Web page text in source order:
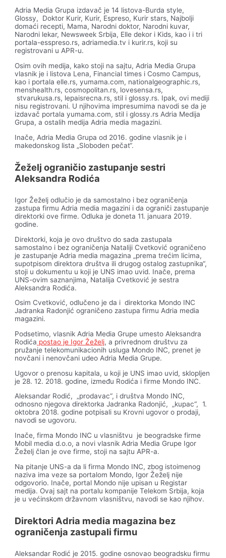
Adria Media Grupa izdavač je 14 listova-Burda style,
Glossy, Doktor Kurir, Kurir, Espreso, Kurir stars, Najbolji
domaći recepti, Mama, Narodni doktor, Narodni kuvar,
Narodni lekar, Newsweek Srbija, Elle dekor i Kids, kao i i tri
portala-esspreso.rs, adriamedia.tv i kurir.rs, koji su
registrovani u APR-u.
Osim ovih medija, kako stoji na sajtu, Adria Media Grupa
vlasnik je i listova Lena, Financial times i Cosmo Campus,
kao i portala elle.rs, yumama.com, nationalgeographic.rs,
menshealth.rs, cosmopolitan.rs, lovesensa.rs,
stvarukusa.rs, lepaisrecna.rs, stil i glossy.rs. Ipak, ovi mediji
nisu registrovani. U njihovima impresumima navodi se da je
izdavač portala yumama.com, stil i glossy.rs Adria Medija
Grupa, a ostalih medija Adria media magazini.
Inače, Adria Media Grupa od 2016. godine vlasnik je i
makedonskog lista „Sloboden pečat“.
Žeželj ograničio zastupanje sestri
Aleksandra Rodića
Igor Žeželj odlučio je da samostalno i bez ograničenja
zastupa firmu Adria media magazini i da ograniči zastupanje
direktorki ove firme. Odluka je doneta 11. januara 2019.
godine.
Direktorki, koja je ovo društvo do sada zastupala
samostalno i bez ograničenja Nataliji Cvetković ograničeno
je zastupanje Adria media magazina „prema trećim licima,
supotpisom direktora društva ili drugog ostalog zastupnika“,
stoji u dokumentu u koji je UNS imao uvid. Inače, prema
UNS-ovim saznanjima, Natalija Cvetković je sestra
Aleksandra Rodića.
Osim Cvetković, odlučeno je da i direktorka Mondo INC
Jadranka Radonjić ograničeno zastupa firmu Adria media
magazini.
Podsetimo, vlasnik Adria Media Grupe umesto Aleksandra
Rodića postao je Igor Žeželj, a privrednom društvu za
pružanje telekomunikacionih usluga Mondo INC, prenet je
novčani i nenovčani udeo Adria Media Grupe.
Ugovor o prenosu kapitala, u koji je UNS imao uvid, sklopljen
je 28. 12. 2018. godine, između Rodića i firme Mondo INC.
Aleksandar Rodić, „prodavac“, i društva Mondo INC,
odnosno njegova direktorka Jadranka Radonjić, „kupac“, 1.
oktobra 2018. godine potpisali su Krovni ugovor o prodaji,
navodi se ugovoru.
Inače, firma Mondo INC u vlasništvu je beogradske firme
Mobil media d.o.o, a novi vlasnik Adria Media Grupe Igor
Žeželj član je ove firme, stoji na sajtu APR-a.
Na pitanje UNS-a da li firma Mondo INC, zbog istoimenog
naziva ima veze sa portalom Mondo, Igor Žeželj nije
odgovorio. Inače, portal Mondo nije upisan u Registar
medija. Ovaj sajt na portalu kompanije Telekom Srbija, koja
je u većinskom državnom vlasništvu, navodi se kao njihov.
Direktori Adria media magazina bez
ograničenja zastupali firmu
Aleksandar Rodić je 2015. godine osnovao beogradsku firmu